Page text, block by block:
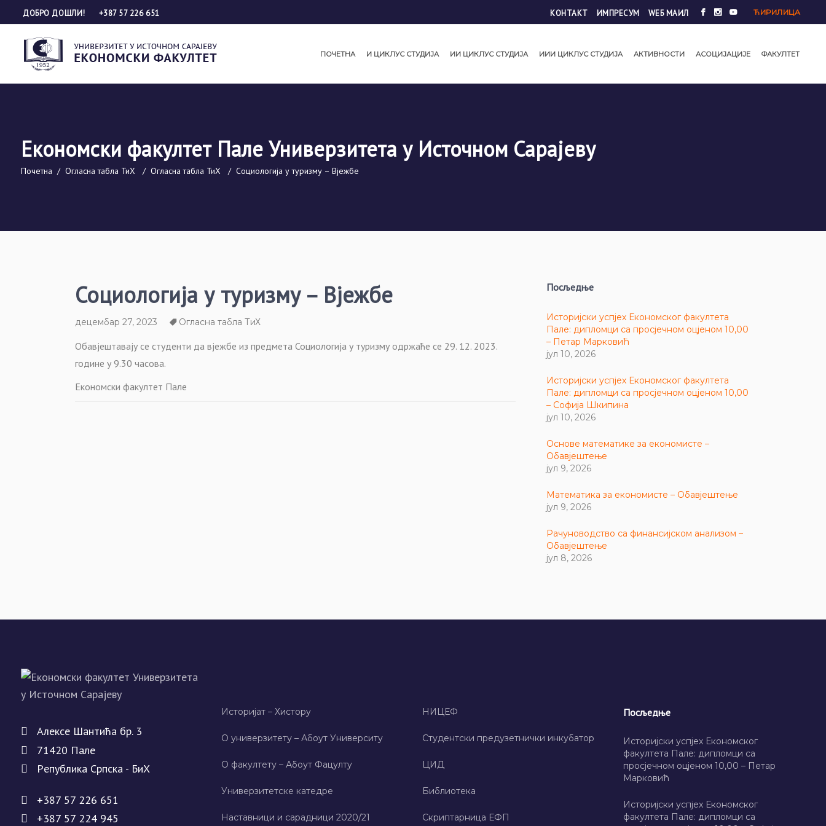
ДОБРО ДОШЛИ! +387 57 226 651 КОНТАКТ ИМПРЕСУМ WЕБ МАИЛ ЋИРИЛИЦА
ПОЧЕТНА И ЦИКЛУС СТУДИЈА ИИ ЦИКЛУС СТУДИЈА ИИИ ЦИКЛУС СТУДИЈА АКТИВНОСТИ АСОЦИЈАЦИЈЕ ФАКУЛТЕТ
Економски факултет Пале Универзитета у Источном Сарајеву
Почетна / Огласна табла ТиХ / Огласна табла ТиХ / Социологија у туризму – Вјежбе
Социологија у туризму – Вјежбе
децембар 27, 2023 Огласна табла ТиХ
Обавјештавају се студенти да вјежбе из предмета Социологија у туризму одржаће се 29. 12. 2023.
године у 9.30 часова.
Економски факултет Пале
Посљедње
Историјски успјех Економског факултета
Пале: дипломци са просјечном оцјеном 10,00
– Петар Марковић
јул 10, 2026
Историјски успјех Економског факултета
Пале: дипломци са просјечном оцјеном 10,00
– Софија Шкипина
јул 10, 2026
Основе математике за економисте –
Обавјештење
јул 9, 2026
Математика за економисте – Обавјештење
јул 9, 2026
Рачуноводство са финансијском анализом –
Обавјештење
јул 8, 2026
Алeксe Шантића бр. 3
71420 Палe
Рeпублика Српска - БиХ
+387 57 226 651
+387 57 224 945
Историјат – Хисторy
О универзитету – Абоут Университy
О факултету – Абоут Фацултy
Универзитетске катедре
Наставници и сарадници 2020/21
НИЦЕФ
Студентски предузетнички инкубатор
ЦИД
Библиотека
Скриптарница ЕФП
Посљедње
Историјски успјех Економског
факултета Пале: дипломци са
просјечном оцјеном 10,00 – Петар
Марковић
Историјски успјех Економског
факултета Пале: дипломци са